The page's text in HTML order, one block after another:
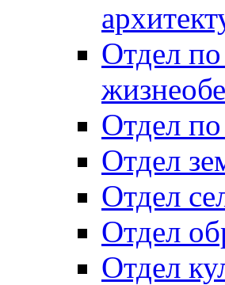
Отдел
Отдел
Отдел
Отдел
Отдел
Отдел